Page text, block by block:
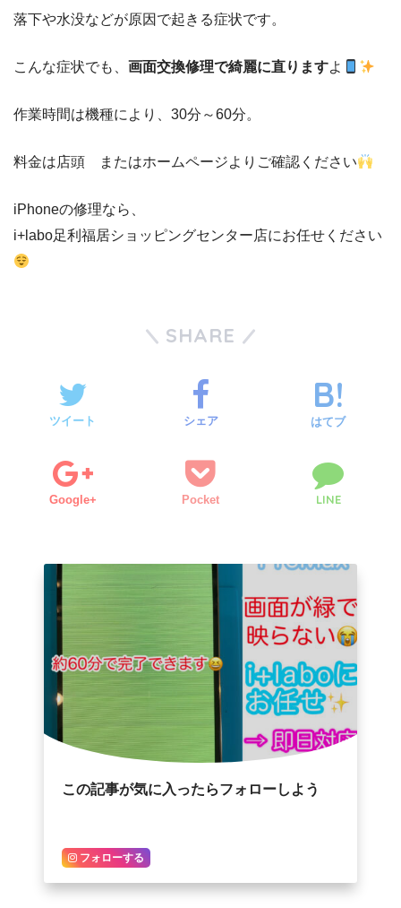
落下や水没などが原因で起きる症状です。
こんな症状でも、 画面交換修理で綺麗に直りますよ
作業時間は機種により、30分～60分。
料金は店頭 またはホームページよりご確認ください
iPhoneの修理なら、
i+labo足利福居ショッピングセンター店にお任せください
SHARE
ツイート シェア はてブ
Google+ Pocket LINE
この記事が気に入ったらフォローしよう
フォローする